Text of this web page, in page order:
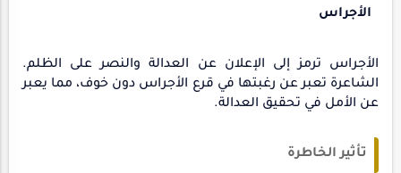
الأجراس
الأجراس ترمز إلى الإعلان عن العدالة والنصر على الظلم.
الشاعرة تعبر عن رغبتها في قرع الأجراس دون خوف، مما يعبر
عن الأمل في تحقيق العدالة.
تأثير الخاطرة